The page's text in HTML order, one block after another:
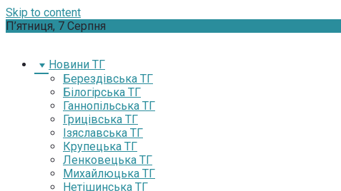
Skip to content
П’ятниця, 7 Серпня
Новини ТГ
Берездівська ТГ
Білогірська ТГ
Ганнопільська ТГ
Грицівська ТГ
Ізяславська ТГ
Крупецька ТГ
Ленковецька ТГ
Михайлюцька ТГ
Нетішинська ТГ